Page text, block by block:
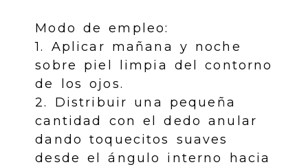
Modo de empleo:
1. Aplicar mañana y noche
sobre piel limpia del contorno
de los ojos.
2. Distribuir una pequeña
cantidad con el dedo anular
dando toquecitos suaves
desde el ángulo interno hacia